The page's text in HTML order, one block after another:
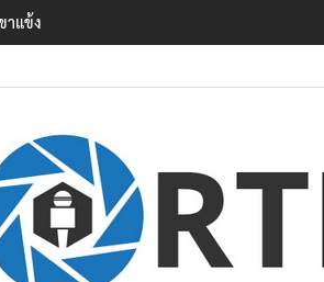
ไม่ต้อนรับอาชญากร’